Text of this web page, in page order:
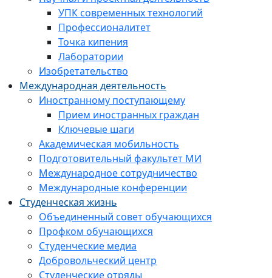
УПК современных технологий
Профессионалитет
Точка кипения
Лаборатории
Изобретательство
Международная деятельность
Иностранному поступающему
Прием иностранных граждан
Ключевые шаги
Академическая мобильность
Подготовительный факультет МИ
Международное сотрудничество
Международные конференции
Студенческая жизнь
Объединенный совет обучающихся
Профком обучающихся
Студенческие медиа
Добровольческий центр
Студенческие отряды